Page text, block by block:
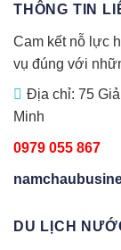
THÔNG TIN
Cam kết nỗ lực
vụ đúng với
Địa chỉ: 75
Minh
0979 055 867
DU LỊCH